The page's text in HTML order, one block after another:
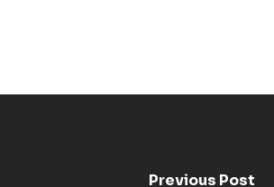
Previous Post